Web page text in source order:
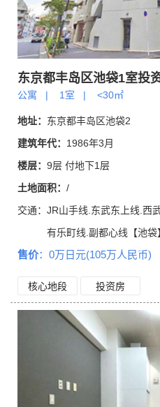
东京都丰岛区池袋1室投
公寓 | 1室 | <30㎡
地址： 东京都丰岛区池袋2
建筑年代： 1986年3月
楼层： 9层 付地下1层
土地面积： /
交通： JR山手线.东武东上线.西
有乐町线.副都心线【池
售价：0万日元(105万人民币)
核心地段 投资房